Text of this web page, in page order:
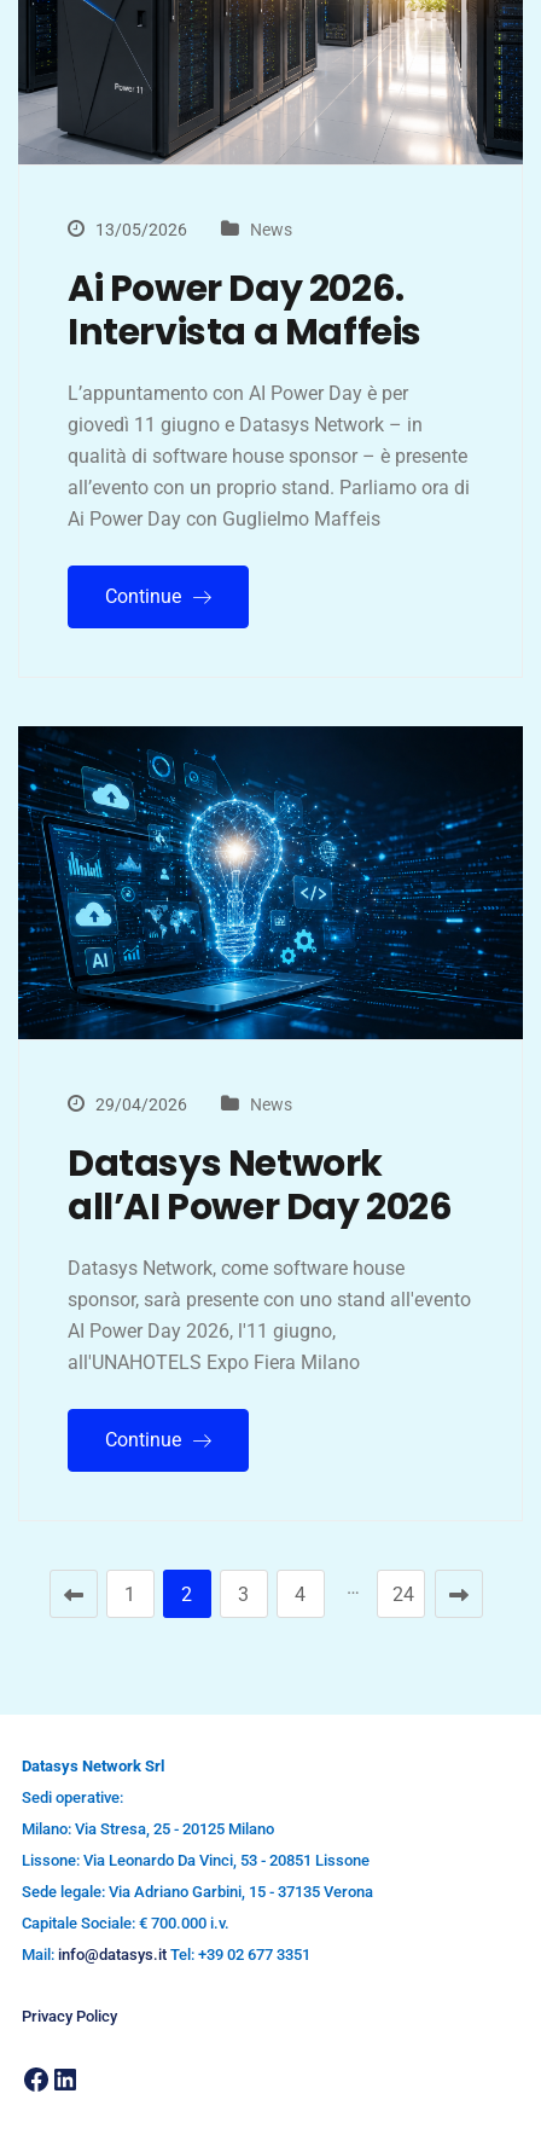
13/05/2026 News
Ai Power Day 2026.
Intervista a Maffeis
L’appuntamento con AI Power Day è per
giovedì 11 giugno e Datasys Network – in
qualità di software house sponsor – è presente
all’evento con un proprio stand. Parliamo ora di
Ai Power Day con Guglielmo Maffeis
Continue
29/04/2026 News
Datasys Network
all’AI Power Day 2026
Datasys Network, come software house
sponsor, sarà presente con uno stand all'evento
AI Power Day 2026, l'11 giugno,
all'UNAHOTELS Expo Fiera Milano
Continue
1 2 3 4 … 24
Datasys Network Srl
Sedi operative:
Milano: Via Stresa, 25 - 20125 Milano
Lissone: Via Leonardo Da Vinci, 53 - 20851 Lissone
Sede legale: Via Adriano Garbini, 15 - 37135 Verona
Capitale Sociale: € 700.000 i.v.
Mail: info@datasys.it Tel: +39 02 677 3351
Privacy Policy